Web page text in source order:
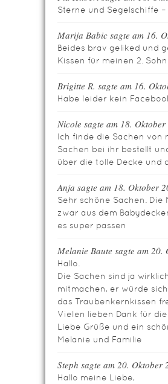
Sterne und Segelschiffe
Marija Babic sagte am 16.
Beides brav geliked und
Kissen für meinen 2.
Brigitte R. sagte am 16.
Habe leider kein
Nicole sagte am 18.
Ich finde die Sachen
Sachen bei ihr bestellt
über die tolle Decke und
Anja sagte am 18. Oktober
Sehr schöne Sachen.
zwar aus dem
es super passen
Melanie Baute sagte am
Hallo.
Die Sachen sind ja
mitmachen, er würde
das Traubenkernkissen
Vielen lieben Dank für
Liebe Grüße und ein
Melanie und Familie
Steph sagte am 20.
Hallo meine Liebe,